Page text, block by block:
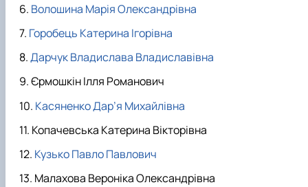
Волошина Марія Олександрівна
Горобець Катерина Ігорівна
Дарчук Владислава Владиславівна
Єрмошкін Ілля Романович
Касяненко Дар’я Михайлівна
Копачевська Катерина Вікторівна
Кузько Павло Павлович
Малахова Вероніка Олександрівна